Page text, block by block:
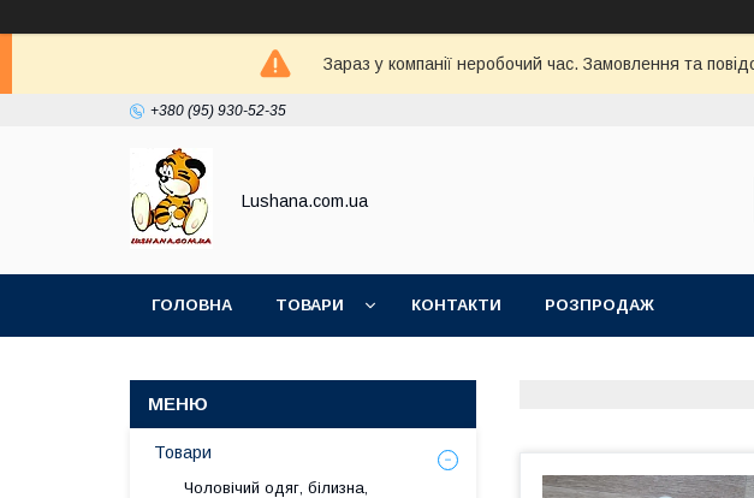
Зараз у компанії неробочий час. Замовлення та
+380 (95) 930-52-35
Lushana.com.ua
ГОЛОВНА ТОВАРИ КОНТАКТИ РОЗПРОДАЖ
Товари
Чоловічий одяг, білизна,